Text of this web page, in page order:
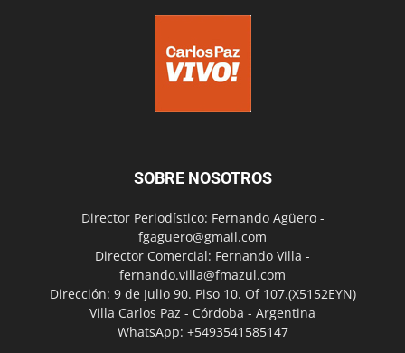
SOBRE NOSOTROS
Director Periodístico: Fernando Agüero -
fgaguero@gmail.com
Director Comercial: Fernando Villa -
fernando.villa@fmazul.com
Dirección: 9 de Julio 90. Piso 10. Of 107.(X5152EYN)
Villa Carlos Paz - Córdoba - Argentina
WhatsApp: +5493541585147